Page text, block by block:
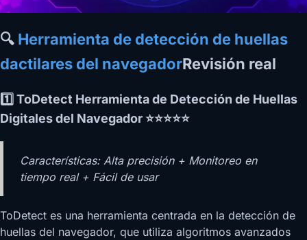
🔍 Herramienta de detección de huellas
dactilares del navegadorRevisión real
1️⃣ ToDetect Herramienta de Detección de Huellas
Digitales del Navegador ⭐⭐⭐⭐⭐
Características: Alta precisión + Monitoreo en
tiempo real + Fácil de usar
ToDetect es una herramienta centrada en la detección de
huellas del navegador, que utiliza algoritmos avanzados